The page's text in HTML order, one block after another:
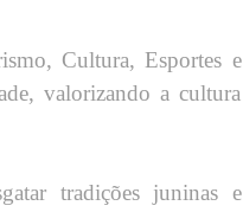
Cultura, Esportes e
valorizando a cultura
tradições juninas e